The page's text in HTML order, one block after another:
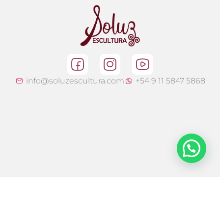
info@soluzescultura.com +54 9 11 5847 5868